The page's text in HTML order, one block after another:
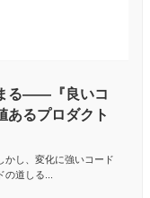
る――『良いコ
あるプロダクト
かし、変化に強いコード
の道しる...